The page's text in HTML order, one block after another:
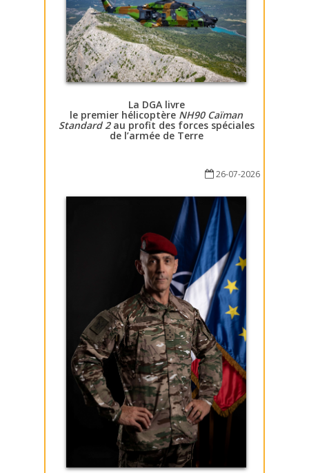
La DGA livre
le premier hélicoptère NH90 Caïman
Standard 2au profit des forces spéciales
de l’armée de Terre
26-07-2026